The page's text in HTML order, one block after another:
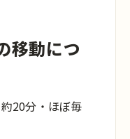
移動につ
20分・ほぼ毎